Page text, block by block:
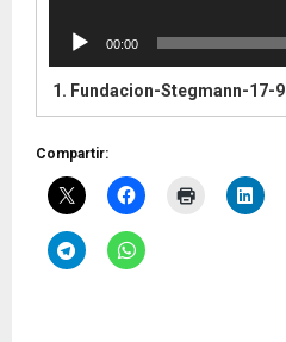
e
v
í
o
00:00
1. Fundacion-Stegmann-17-9
Compartir: